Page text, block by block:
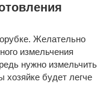
Желательно
измельчения
нужно измельчить
хозяйке будет легче